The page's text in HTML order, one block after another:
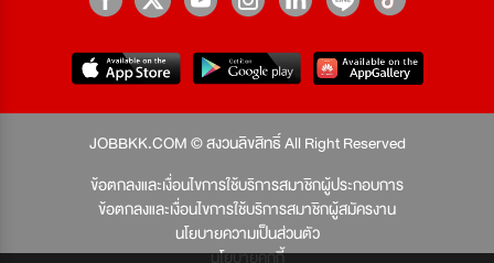
JOBBKK.COM © สงวนลิขสิทธิ์ All Right Reserved
ข้อตกลงและเงื่อนไขการใช้บริการสมาชิกผู้ประกอบการ
ข้อตกลงและเงื่อนไขการใช้บริการสมาชิกผู้สมัครงาน
นโยบายความเป็นส่วนตัว